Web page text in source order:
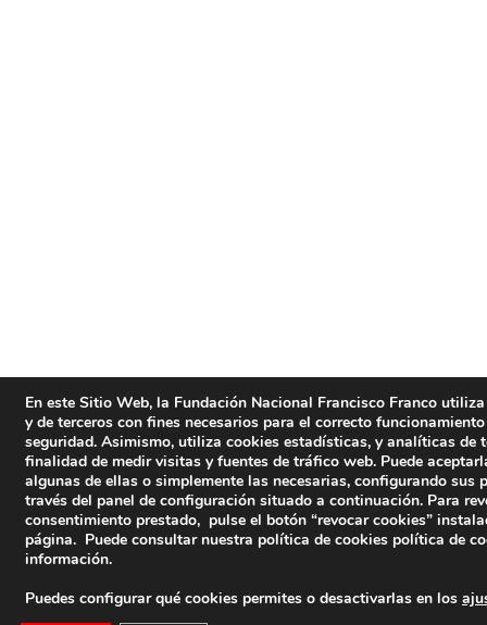
En este Sitio Web, la Fundación Nacional Francisco Franco
y de terceros con fines necesarios para el correcto
seguridad. Asimismo, utiliza cookies estadísticas, y analíticas de
finalidad de medir visitas y fuentes de tráfico web. Puede
algunas de ellas o simplemente las necesarias, configurando sus
través del panel de configuración situado a continuación. Para
consentimiento prestado, pulse el botón “revocar cookies”
página. Puede consultar nuestra política de cookies política de
información.
Puedes configurar qué cookies permites o desactivarlas en los